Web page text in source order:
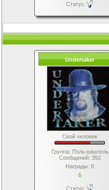
Статус:
Undertaker
Свой человек
Группа: Пользователь
Сообщений:392
Награды:0
6
Статус: